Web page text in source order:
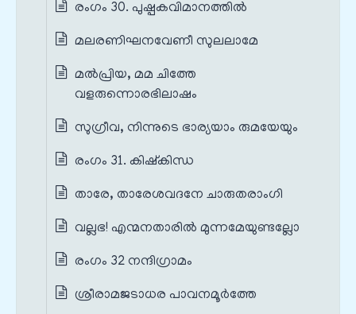
രംഗം 30. പുഷ്പകവിമാനത്തിൽ
മലരണിഘനവേണീ സുലലാമേ
മൽപ്രിയ, മമ ചിത്തേ
വളരുന്നൊരഭിലാഷം
സുഗ്രീവ, നിന്നുടെ ഭാര്യയാം രുമയേയും
രംഗം 31. കിഷ്കിന്ധ
താരേ, താരേശവദനേ ചാരുതരാംഗി
വല്ലഭ! എന്മനതാരിൽ മുന്നമേയുണ്ടല്ലോ
രംഗം 32 നന്ദിഗ്രാമം
ശ്രീരാമജടാധര പാവനമൂർത്തേ